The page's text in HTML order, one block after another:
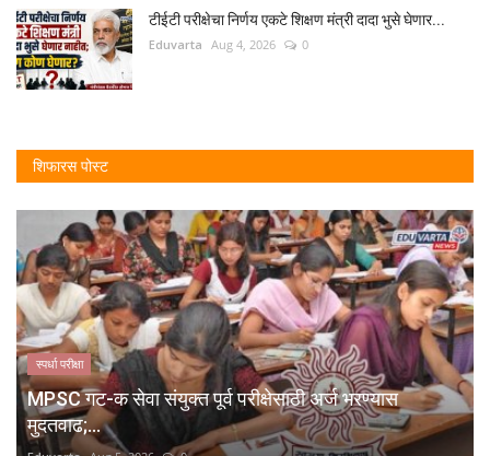
टीईटी परीक्षेचा निर्णय एकटे शिक्षण मंत्री दादा भुसे घेणार...
Eduvarta Aug 4, 2026 0
शिफारस पोस्ट
स्पर्धा परीक्षा
MPSC गट-क सेवा संयुक्त पूर्व परीक्षेसाठी अर्ज भरण्यास
मुदतवाढ;...